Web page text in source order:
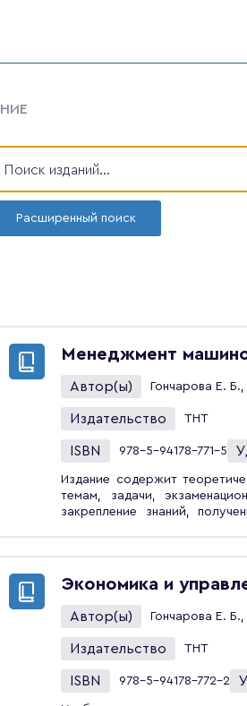
Расширенный поиск
Менеджмент
Автор(ы) Гончарова Е.
Издательство ТНТ
ISBN 978-5-94178-771-5
Издание содержит
темам, задачи,
закрепление знаний,
направлению
производств», а также
направлениям «Экономика»,
Экономика и
Автор(ы) Гончарова Е.
Издательство ТНТ
ISBN 978-5-94178-772-2